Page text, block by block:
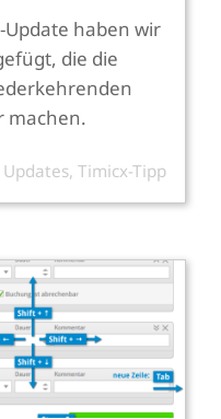
haben wir
die die
machen.
Updates, Timicx-Tipp